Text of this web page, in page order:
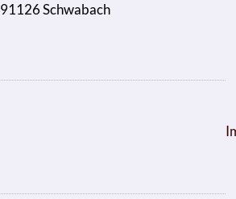
91126 Schwabach